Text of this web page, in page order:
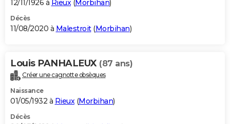
12/11/1926 à Rieux(Morbihan)
Décès
11/08/2020 à Malestroit(Morbihan)
Louis PANHALEUX (87 ans)
Créer une cagnotte obsèques
Naissance
01/05/1932 à Rieux(Morbihan)
Décès